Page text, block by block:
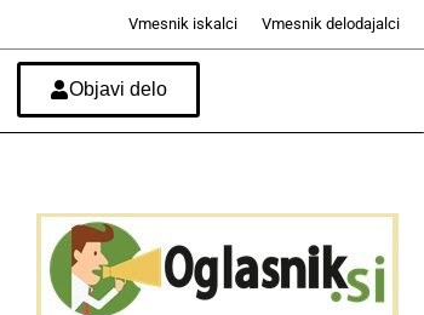
Vmesnik iskalci Vmesnik delodajalci
Objavi delo